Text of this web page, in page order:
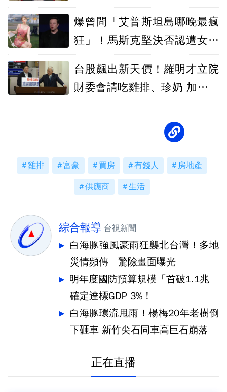
爆曾問「艾普斯坦島哪晚最瘋
狂」！馬斯克堅決否認遭女兒
台股飆出新天價！羅明才立院
財委會請吃雞排、珍奶 加贈金
雞排 富豪 買房 有錢人 房地產
供應商 生活
綜合報導 台視新聞
白海豚強風豪雨狂襲北台灣！多地
災情頻傳 驚險畫面曝光
明年度國防預算規模「首破1.1兆」
確定達標GDP 3%！
白海豚環流甩雨！楊梅20年老樹倒
下砸車 新竹尖石同車高巨石崩落
正在直播